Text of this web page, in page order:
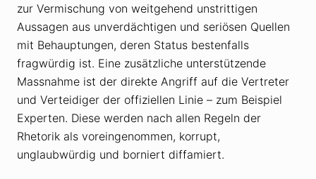
zur Vermischung von weitgehend unstrittigen
Aussagen aus unverdächtigen und seriösen Quellen
mit Behauptungen, deren Status bestenfalls
fragwürdig ist. Eine zusätzliche unterstützende
Massnahme ist der direkte Angriff auf die Vertreter
und Verteidiger der offiziellen Linie – zum Beispiel
Experten. Diese werden nach allen Regeln der
Rhetorik als voreingenommen, korrupt,
unglaubwürdig und borniert diffamiert.